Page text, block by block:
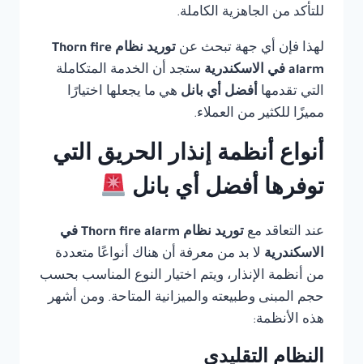
للتأكد من الجاهزية الكاملة.
لهذا فإن أي جهة تبحث عن
توريد نظام Thorn fire
alarm في الاسكندرية
ستجد أن الخدمة المتكاملة
التي تقدمها أفضل أي بانل هي ما يجعلها اختيارًا
مميزًا للكثير من العملاء.
أنواع أنظمة إنذار الحريق التي
توفرها أفضل أي بانل
عند التعاقد مع
توريد نظام Thorn fire alarm في
الاسكندرية لا بد من معرفة أن هناك أنواعًا متعددة
من أنظمة الإنذار، ويتم اختيار النوع المناسب بحسب
حجم المبنى وطبيعته والميزانية المتاحة. ومن أشهر
هذه الأنظمة:
النظام التقليدي